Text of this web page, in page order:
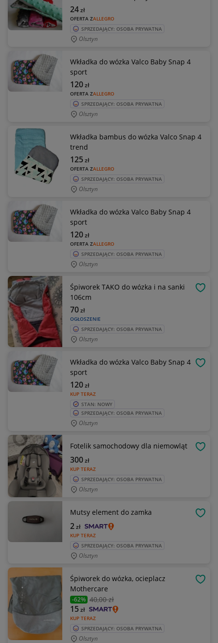
OFERTA ZALLEGRO
24zł
SPRZEDAJĄCY: OSOBA PRYWATNA
Olsztyn
Wkładka do wózka Valco Baby Snap 4
sport
OFERTA ZALLEGRO
120zł
SPRZEDAJĄCY: OSOBA PRYWATNA
Olsztyn
Wkładka bambus do wózka Valco Snap 4
trend
OFERTA ZALLEGRO
125zł
SPRZEDAJĄCY: OSOBA PRYWATNA
Olsztyn
Wkładka do wózka Valco Baby Snap 4
sport
OFERTA ZALLEGRO
120zł
SPRZEDAJĄCY: OSOBA PRYWATNA
Olsztyn
Śpiworek TAKO do wózka i na sanki
106cm
OGŁOSZENIE
70zł
SPRZEDAJĄCY: OSOBA PRYWATNA
Olsztyn
Wkładka do wózka Valco Baby Snap 4
sport
KUP TERAZ
120zł
STAN: NOWY
SPRZEDAJĄCY: OSOBA PRYWATNA
Olsztyn
Fotelik samochodowy dla niemowląt
KUP TERAZ
300zł
SPRZEDAJĄCY: OSOBA PRYWATNA
Olsztyn
Mutsy element do zamka
KUP TERAZ
2zł
SPRZEDAJĄCY: OSOBA PRYWATNA
Olsztyn
Śpiworek do wózka, ocieplacz
Mothercare
-62% 40,00 zł
KUP TERAZ
15zł
SPRZEDAJĄCY: OSOBA PRYWATNA
Olsztyn